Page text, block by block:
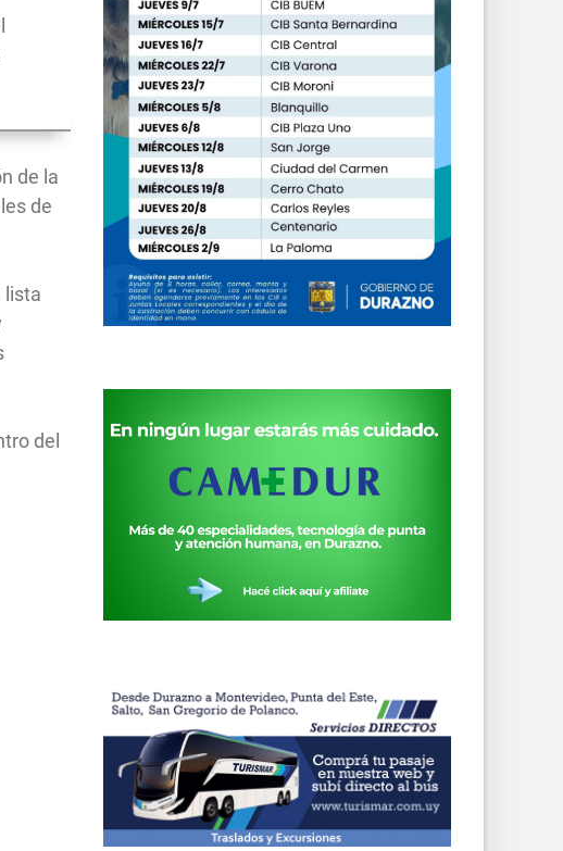
de la
de
lista
del